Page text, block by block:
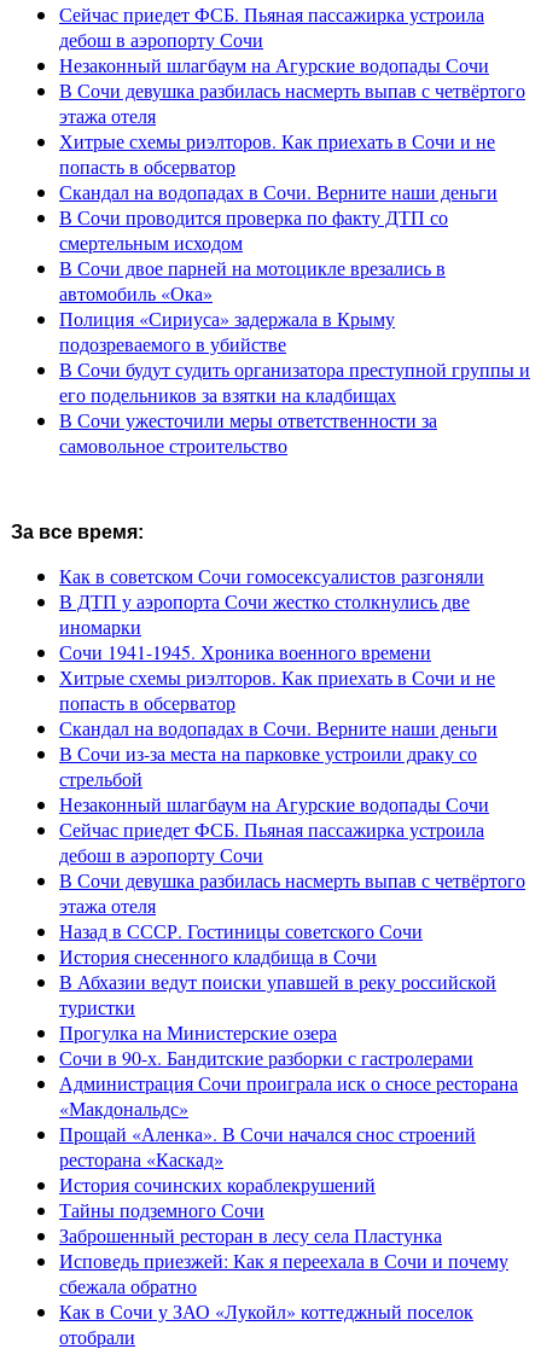
Сейчас приедет ФСБ. Пьяная пассажирка устроила
дебош в аэропорту Сочи
Незаконный шлагбаум на Агурские водопады Сочи
В Сочи девушка разбилась насмерть выпав с четвёртого
этажа отеля
Хитрые схемы риэлторов. Как приехать в Сочи и не
попасть в обсерватор
Скандал на водопадах в Сочи. Верните наши деньги
В Сочи проводится проверка по факту ДТП со
смертельным исходом
В Сочи двое парней на мотоцикле врезались в
автомобиль «Ока»
Полиция «Сириуса» задержала в Крыму
подозреваемого в убийстве
В Сочи будут судить организатора преступной группы и
его подельников за взятки на кладбищах
В Сочи ужесточили меры ответственности за
самовольное строительство
За все время:
Как в советском Сочи гомосексуалистов разгоняли
В ДТП у аэропорта Сочи жестко столкнулись две
иномарки
Сочи 1941-1945. Хроника военного времени
Хитрые схемы риэлторов. Как приехать в Сочи и не
попасть в обсерватор
Скандал на водопадах в Сочи. Верните наши деньги
В Сочи из-за места на парковке устроили драку со
стрельбой
Незаконный шлагбаум на Агурские водопады Сочи
Сейчас приедет ФСБ. Пьяная пассажирка устроила
дебош в аэропорту Сочи
В Сочи девушка разбилась насмерть выпав с четвёртого
этажа отеля
Назад в СССР. Гостиницы советского Сочи
История снесенного кладбища в Сочи
В Абхазии ведут поиски упавшей в реку российской
туристки
Прогулка на Министерские озера
Сочи в 90-х. Бандитские разборки с гастролерами
Администрация Сочи проиграла иск о сносе ресторана
«Макдональдс»
Прощай «Аленка». В Сочи начался снос строений
ресторана «Каскад»
История сочинских кораблекрушений
Тайны подземного Сочи
Заброшенный ресторан в лесу села Пластунка
Исповедь приезжей: Как я переехала в Сочи и почему
сбежала обратно
Как в Сочи у ЗАО «Лукойл» коттеджный поселок
отобрали